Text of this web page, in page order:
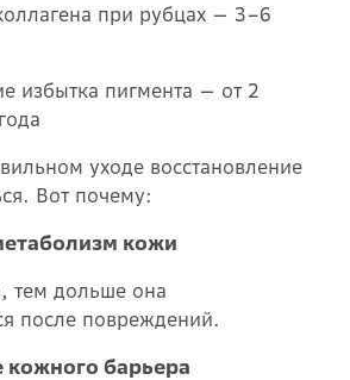
при рубцах — 3–6
избытка пигмента — от 2
уходе восстановление
Вот почему:
кожи
тем дольше она
после повреждений.
барьера